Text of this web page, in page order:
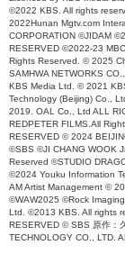
©2022 KBS. All rights
2022Hunan Mgtv.com
CORPORATION ©JIDAM
RESERVED ©2022-23
Rights Reserved. © 2025
SAMHWA NETWORKS
KBS Media Ltd. © 2021
Technology (Beijing) Co.,
2019. OAL Co., Ltd ALL
REDPETER FILMS.All
RESERVED © 2024
©SBS ©JI CHANG WOOK
Reserved ©STUDIO
©2024 Youku Information
AM Artist Management ©
©WAW2025 ©Rock
Ltd. ©2013 KBS. All rights
RESERVED © SBS 原作：
TECHNOLOGY CO., LTD.